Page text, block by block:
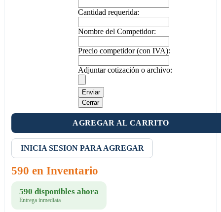
Cantidad requerida:
Nombre del Competidor:
Precio competidor (con IVA):
Adjuntar cotización o archivo:
Enviar
Cerrar
AGREGAR AL CARRITO
INICIA SESION PARA AGREGAR
590 en Inventario
590 disponibles ahora
Entrega inmediata